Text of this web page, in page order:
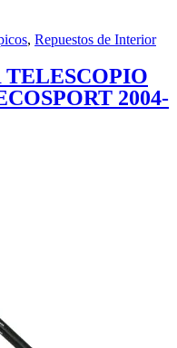
, Repuestos de Interior
2004-